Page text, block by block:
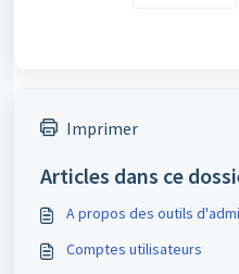
Imprimer
Articles dans ce
A propos des outils
Comptes utilisateurs